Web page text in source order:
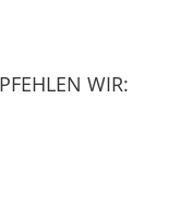
WIR: